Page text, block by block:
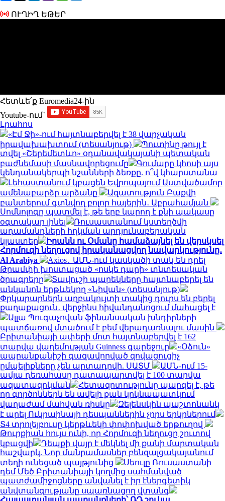
ՈՒՂԻՂ ԵԹԵՐ
Հետևե՛ք Euromedia24-ին
Youtube-ում`
Լրահոս
«Էմ Ջի»-ում հայտնաբերվել է 38 վարչական
իրավախախտում (տեսանյութ)
Պուտինը թույլ է
տվել «Շերեմետևո» օդանավակայանի պետական
բաժնեմասի մասնավորեցումը
Գումարը կհոսի այս
կենդանակերպի նշանների ձեռքը. ո՞վ կհարստանա
Լեհաստանում կբացեն Եվրոպայում Աստվածամոր
ամենաբարձր արձանը
Ազատություն Բաքվի
բանտերում գտնվող բոլոր հայերին․ Աբրահամյան
Սոմնոլոգը պատմել է, թե երբ կարող է քնի պակասը
օգտակար լինել
Ռուսաստանում կստեղծվի
ադամանդների հղկման արդյունաբերական
կլաստեր
Իրանն ու Օմանը համաձայնել են վերսկսել
Հորմուզի նեղուցով իրականացվող նավարկությունը․
Al Arabiya
Axios․ ԱՄՆ-ում կասկածի տակ են դրել
Թրամփի խոստացած «ոսկե դարի» տնտեսական
ծրագրերը
Տավուշի պարեկները հայտնաբերել են
անկանոն երթևեկող «Նիվան» (տեսանյութ)
Փրկարարներն աղբակույտի տակից դուրս են բերել
քաղաքացուն․ վերջինս հիվանդանոցում մահացել է
Ալլա Պուգաչովան ֆինանսական խնդիրների
պատճառով մտածում է բեմ վերադառնալու մասին
Բրիտանիայի ափերի մոտ հայտնաբերվել է 162
տարվա վաղեմության Guinness գարեջուր
«Օձուն»
ապրանքանիշի գազավորված զովացուցիչ
ըմպելիքները չեն արտադրվի. ՍԱՏՄ
ԱՄՆ-ում 15-
ամյա դեռահասը դատապարտվել է 100 տարվա
ազատազրկման
Հետազոտությունը պարզել է, թե
որ գործոններն են ավելի քան կրկնապատկում
վաղաժամ մահվան ռիսկը
Զելենսկին պաշտոնանկ
է արել Ուկրաինայի դեսպաններին չորս երկրներում
Տ4 տրոլեյբուսը կերթևեկի փոփոխված երթուղով
Թուրքիան հույս ունի, որ Հորմուզի նեղուցը շուտով
կբացվի
Դեպքի վայր է մեկնել մի քանի մարտական
հաշվարկ. Նոր մանրամասներ բենզալցակայանում
տեղի ունեցած պայթյունից
Սեուլը Ռուսաստանի
դեմ Մեծ Բրիտանիայի կողմից սահմանված
պատժամիջոցները անվանել է իր էներգետիկ
անվտանգությանը սպառնացող վտանգ